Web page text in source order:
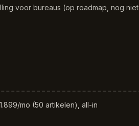
voor bureaus (op roadmap, nog niet
mo (50 artikelen), all-in